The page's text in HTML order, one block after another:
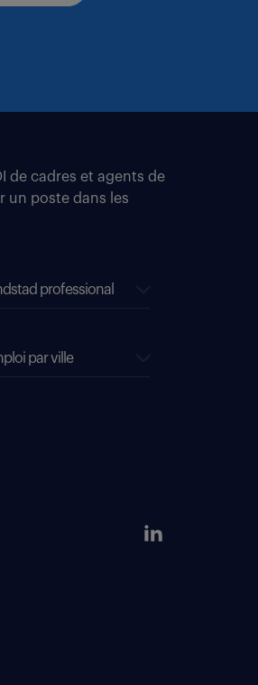
de cadres et agents de
un poste dans les
professional
par ville